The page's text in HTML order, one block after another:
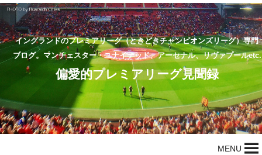
イングランドのプレミアリーグ（ときどきチャンピオンズリーグ）専門
ブログ。マンチェスター・ユナイテッド、アーセナル、リヴァプールetc.
偏愛的プレミアリーグ見聞録
MENU